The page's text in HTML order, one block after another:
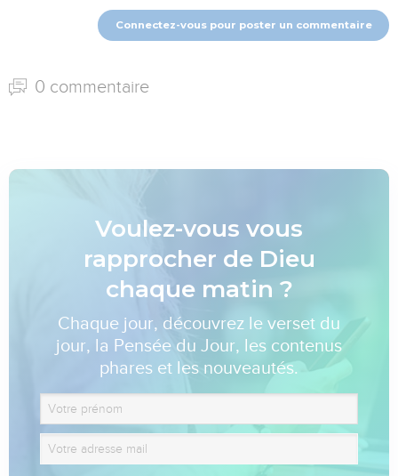
Connectez-vous pour poster un commentaire
0 commentaire
Voulez-vous vous
rapprocher de Dieu
chaque matin ?
Chaque jour, découvrez le verset du
jour, la Pensée du Jour, les contenus
phares et les nouveautés.